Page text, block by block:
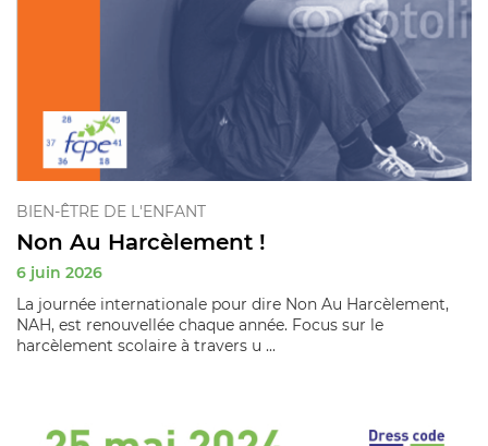
BIEN-ÊTRE DE L'ENFANT
Non Au Harcèlement !
6 juin 2026
La journée internationale pour dire Non Au Harcèlement,
NAH, est renouvellée chaque année. Focus sur le
harcèlement scolaire à travers u ...